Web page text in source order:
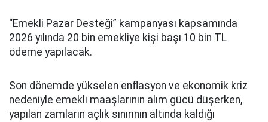
“Emekli Pazar Desteği” kampanyası kapsamında
2026 yılında 20 bin emekliye kişi başı 10 bin TL
ödeme yapılacak.
Son dönemde yükselen enflasyon ve ekonomik kriz
nedeniyle emekli maaşlarının alım gücü düşerken,
yapılan zamların açlık sınırının altında kaldığı